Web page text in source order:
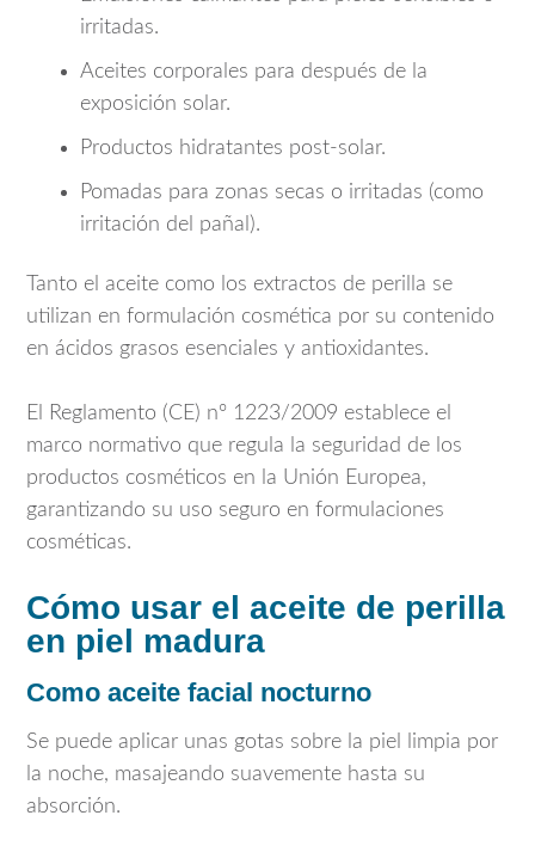
irritadas.
Aceites corporales para después de la
exposición solar.
Productos hidratantes post-solar.
Pomadas para zonas secas o irritadas (como
irritación del pañal).
Tanto el aceite como los extractos de perilla se
utilizan en formulación cosmética por su contenido
en ácidos grasos esenciales y antioxidantes.
El Reglamento (CE) nº 1223/2009 establece el
marco normativo que regula la seguridad de los
productos cosméticos en la Unión Europea,
garantizando su uso seguro en formulaciones
cosméticas.
Cómo usar el aceite de perilla
en piel madura
Como aceite facial nocturno
Se puede aplicar unas gotas sobre la piel limpia por
la noche, masajeando suavemente hasta su
absorción.